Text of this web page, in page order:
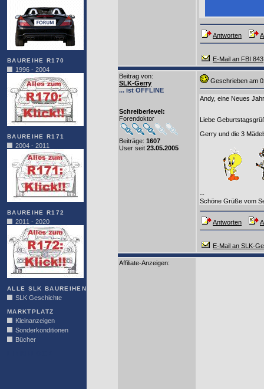
BAUREIHE R170
1996 - 2004
BAUREIHE R171
2004 - 2011
BAUREIHE R172
2011 - 2020
ALLE SLK BAUREIHEN
SLK Geschichte
MARKTPLATZ
Kleinanzeigen
Sonderkonditionen
Bücher
Antworten
E-Mail an FBI 843
Beitrag von:
SLK-Gerry
... ist OFFLINE
Schreiberlevel:
Forendoktor
Beiträge: 1607
User seit 23.05.2005
Geschrieben am
Andy, eine Neues
Liebe
Gerry und die 3
--
Schöne Grüße vom
Antworten
E-Mail an SLK-
Affiliate-Anzeigen: